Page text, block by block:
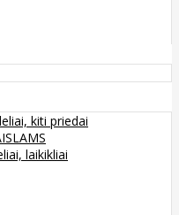
kiti priedai
laikikliai